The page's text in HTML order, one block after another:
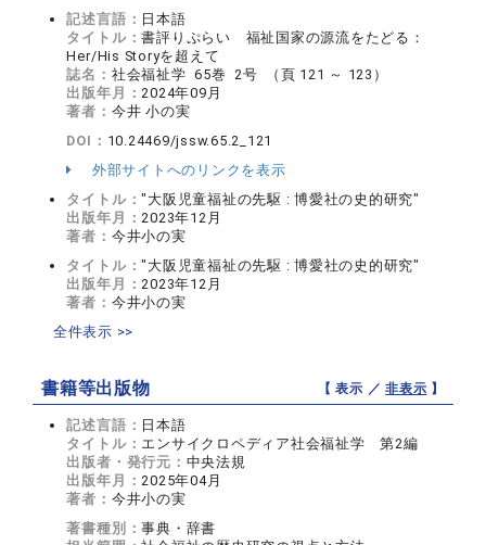
記述言語： 日本語
タイトル：書評りぷらい 福祉国家の源流をたどる：
Her/His Storyを超えて
誌名： 社会福祉学 65巻 2号 （頁 121 ～ 123）
出版年月：2024年09月
著者： 今井 小の実
DOI： 10.24469/jssw.65.2_121
外部サイトへのリンクを表示
タイトル："大阪児童福祉の先駆 : 博愛社の史的研究"
出版年月：2023年12月
著者： 今井小の実
タイトル："大阪児童福祉の先駆 : 博愛社の史的研究"
出版年月：2023年12月
著者： 今井小の実
全件表示 >>
書籍等出版物 【 表示 ／非表示 】
記述言語： 日本語
タイトル： エンサイクロペディア社会福祉学 第2編
出版者・発行元： 中央法規
出版年月：2025年04月
著者： 今井小の実
著書種別：事典・辞書